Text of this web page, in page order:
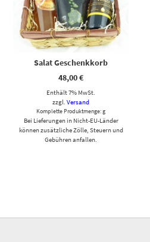
Salat Geschenkkorb
48,00€
Enthält 7% MwSt.
zzgl.Versand
Komplette Produktmenge: g
Bei Lieferungen in Nicht-EU-Länder
können zusätzliche Zölle, Steuern und
Gebühren anfallen.